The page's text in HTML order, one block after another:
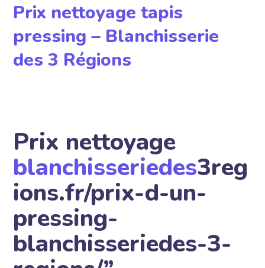
Prix nettoyage tapis
pressing – Blanchisserie
des 3 Régions
Prix nettoyage
blanchisseriedes3reg
ions.fr/prix-d-un-
pressing-
blanchisseriedes-3-